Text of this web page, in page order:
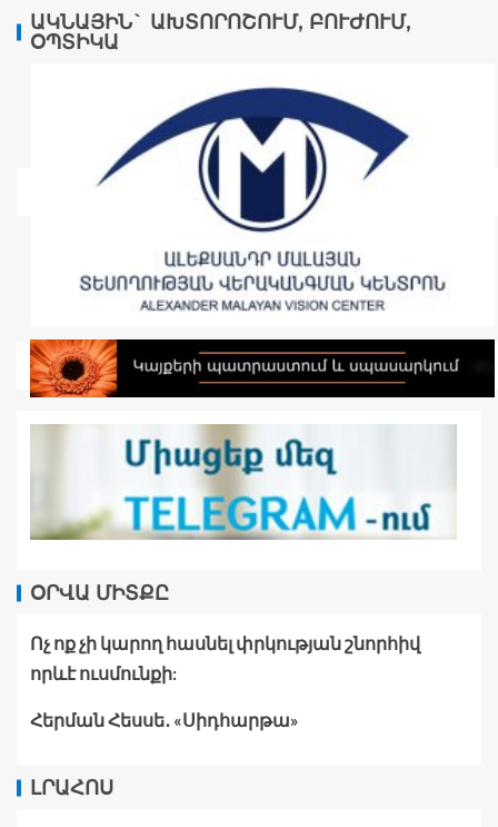
ԱԿՆԱՅԻՆ` ԱԽՏՈՐՈՇՈՒՄ, ԲՈՒԺՈՒՄ,
ՕՊՏԻԿԱ
ՕՐՎԱ ՄԻՏՔԸ
Ոչ ոք չի կարող հասնել փրկության շնորհիվ
որևէ ուսմունքի:
Հերման Հեսսե․ «Սիդհարթա»
ԼՐԱՀՈՍ